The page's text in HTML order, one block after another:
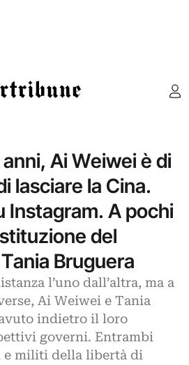
Ai Weiwei è di
lasciare la Cina.
Instagram. A pochi
del
Bruguera
l’uno dall’altra, ma a
Ai Weiwei e Tania
indietro il loro
governi. Entrambi
militi della libertà di